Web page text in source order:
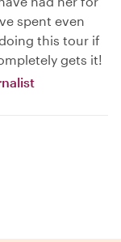
spent even
this tour if
gets it!